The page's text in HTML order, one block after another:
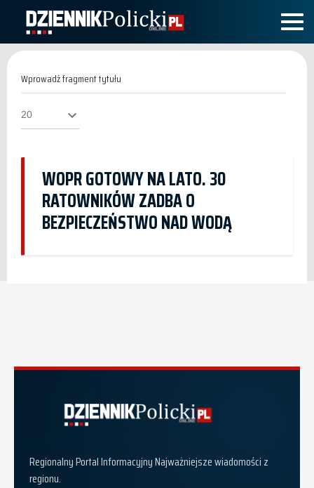
Wprowadź
fragment
tytułu
Pokaż
#
WOPR GOTOWY NA LATO. 30
RATOWNIKÓW ZADBA O
BEZPIECZEŃSTWO NAD WODĄ
Regionalny Portal Informacyjny Najważniejsze wiadomości z
regionu.